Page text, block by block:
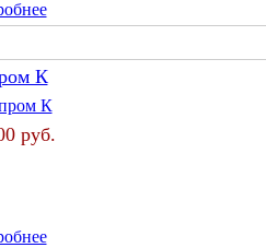
К
руб.